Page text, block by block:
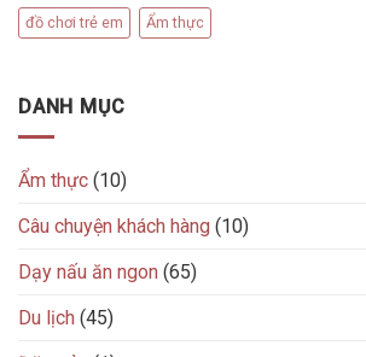
đồ chơi trẻ em Ẩm thực
DANH MỤC
Ẩm thực (10)
Câu chuyện khách hàng (10)
Dạy nấu ăn ngon (65)
Du lịch (45)